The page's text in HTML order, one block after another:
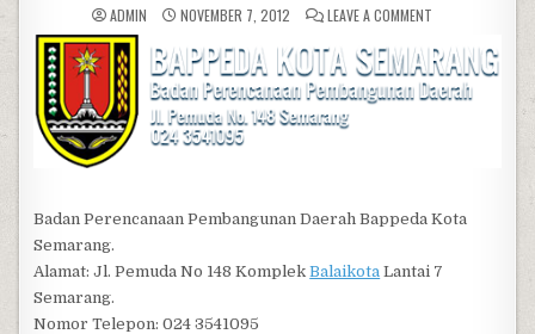
ADMIN NOVEMBER 7, 2012 LEAVE A COMMENTON BAPPEDA
Badan Perencanaan Pembangunan Daerah Bappeda Kota
Semarang.
Alamat: Jl. Pemuda No 148 KomplekBalaikota Lantai 7
Semarang.
Nomor Telepon: 024 3541095